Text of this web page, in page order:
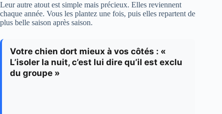
Leur autre atout est simple mais précieux. Elles reviennent
chaque année. Vous les plantez une fois, puis elles repartent de
plus belle saison après saison.
Votre chien dort mieux à vos côtés : «
L’isoler la nuit, c’est lui dire qu’il est exclu
du groupe »